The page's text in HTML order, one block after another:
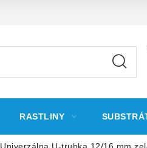
RASTLINY
Univerzálna U-trubka 12/16 mm